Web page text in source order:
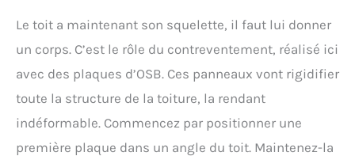
Le toit a maintenant son squelette, il faut lui donner
un corps. C’est le rôle du contreventement, réalisé ici
avec des plaques d’OSB. Ces panneaux vont rigidifier
toute la structure de la toiture, la rendant
indéformable. Commencez par positionner une
première plaque dans un angle du toit. Maintenez-la